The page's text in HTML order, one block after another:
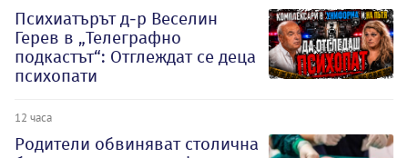
Психиатърът д-р Веселин
Герев в „Телеграфно
подкастът“: Отглеждат се деца
психопати
12 часа
Родители обвиняват столична